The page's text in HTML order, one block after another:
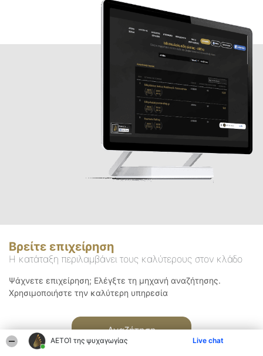
ΑΕΤΟΊ της ψυχαγωγίας Live chat
Βρείτε επιχείρηση
Η κατάταξη περιλαμβάνει τους καλύτερους στον κλάδο
Ψάχνετε επιχείρηση; Ελέγξτε τη μηχανή αναζήτησης.
Χρησιμοποιήστε την καλύτερη υπηρεσία
Αναζήτηση